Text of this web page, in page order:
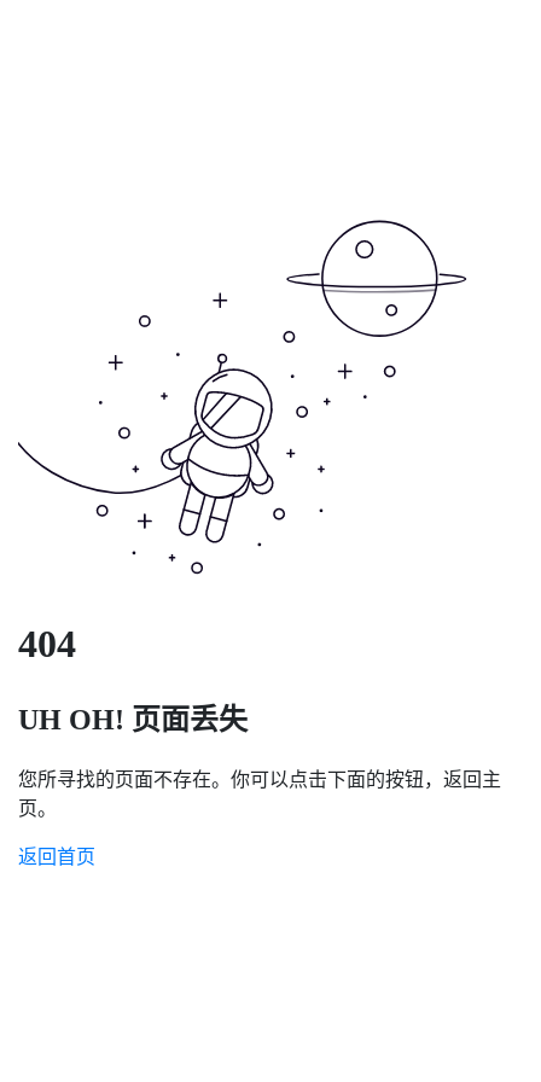
404
UH OH! 页面丢失
您所寻找的页面不存在。你可以点击下面的按钮，返回主
页。
返回首页